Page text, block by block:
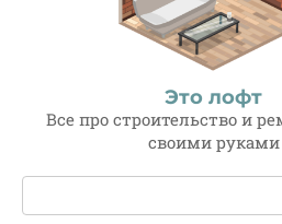
Это лофт
Все про строительство и
своими руками
Поиск: